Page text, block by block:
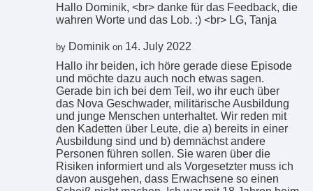
Hallo Dominik, <br> danke für das Feedback, die
wahren Worte und das Lob. :) <br> LG, Tanja
by Dominik on 14. July 2022
Hallo ihr beiden, ich höre gerade diese Episode
und möchte dazu auch noch etwas sagen.
Gerade bin ich bei dem Teil, wo ihr euch über
das Nova Geschwader, militärische Ausbildung
und junge Menschen unterhaltet. Wir reden mit
den Kadetten über Leute, die a) bereits in einer
Ausbildung sind und b) demnächst andere
Personen führen sollen. Sie waren über die
Risiken informiert und als Vorgesetzter muss ich
davon ausgehen, dass Erwachsene so einen